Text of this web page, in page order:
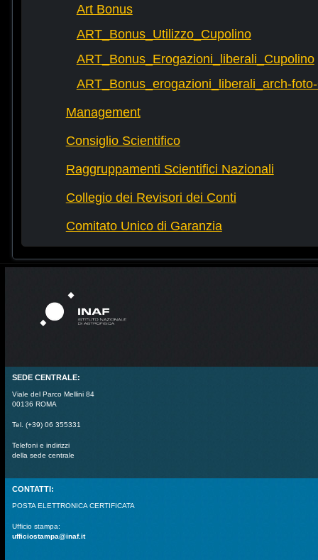
Art Bonus
ART_Bonus_Utilizzo_Cupolino
ART_Bonus_Erogazioni_liberali_Cupolino
ART_Bonus_erogazioni_liberali_arch-
Management
Consiglio Scientifico
Raggruppamenti Scientifici Nazionali
Collegio dei Revisori dei Conti
Comitato Unico di Garanzia
SEDE CENTRALE:
Viale del Parco Mellini 84
00136 ROMA
Tel. (+39) 06 355331
Telefoni e indirizzi
della sede centrale
CONTATTI:
POSTA ELETTRONICA CERTIFICATA
Ufficio stampa:
ufficiostampa@inaf.it